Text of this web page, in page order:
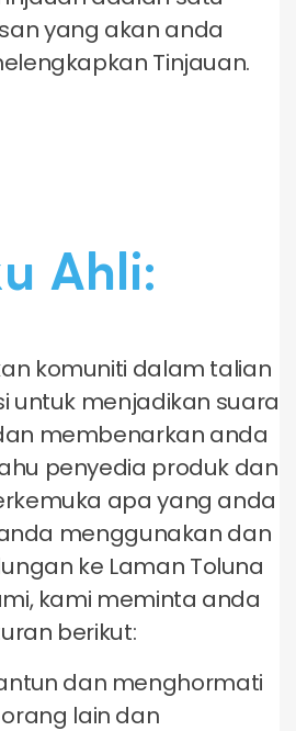
yang akan anda
Tinjauan.
Ahli:
komuniti dalam talian
untuk menjadikan suara
membenarkan anda
penyedia produk dan
apa yang anda
menggunakan dan
ke Laman Toluna
kami meminta anda
berikut:
dan menghormati
lain dan